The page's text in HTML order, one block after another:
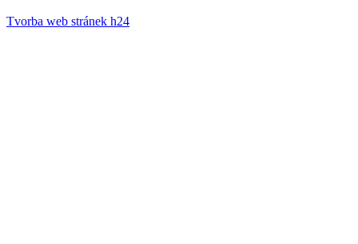
Tvorba web stránek h24